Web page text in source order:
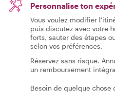
Personnalise ton
Vous voulez modifier
puis discutez avec votre
forts, sauter des étapes
selon vos préférences.
Réservez sans risque.
un remboursement
Besoin de quelque chose